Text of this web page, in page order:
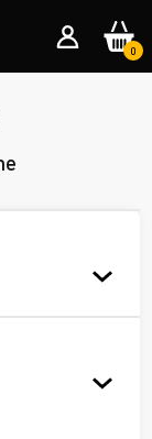
0